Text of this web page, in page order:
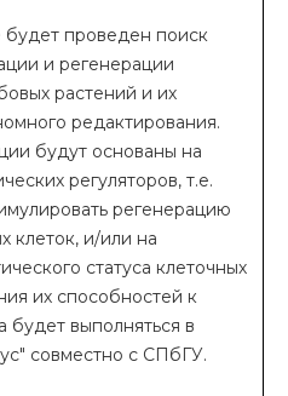
проведен поиск
и регенерации
растений и их
редактирования.
будут основаны на
регуляторов, т.е.
регенерацию
клеток, и/или на
статуса клеточных
их способностей к
будет выполняться в
совместно с СПбГУ.